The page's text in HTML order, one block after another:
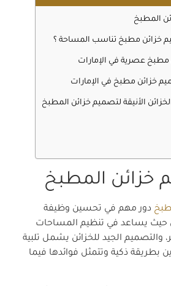
المطبخ
خزائن مطبخ تناسب المساحة ؟
مطبخ عصرية في الإمارات
خزائن مطبخ في الإمارات
الأنيقة لتصميم خزائن المطبخ
خزائن المطبخ
دور مهم في تحسين وظيفة
حيث يساعد في تنظيم المساحات
والتصميم الجيد للخزائن يشمل تلبية
بطريقة ذكية وتتمثل فوائدها فيما